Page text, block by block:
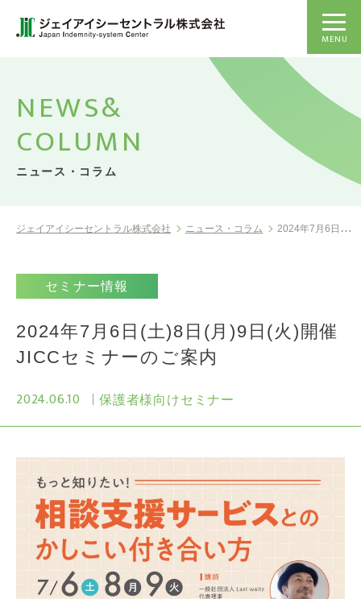
MENU
NEWS&
COLUMN
ニュース・コラム
ジェイアイシーセントラル株式会社 ニュース・コラム 2024年7月6日(土)8日(月)9日(...
セミナー情報
2024年7月6日(土)8日(月)9日(火)開催
JICCセミナーのご案内
2024.06.10 保護者様向けセミナー